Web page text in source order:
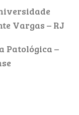
Vargas – RJ
Patológica –